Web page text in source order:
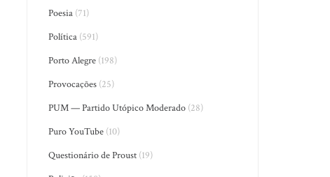
Poesia (71)
Política (591)
Porto Alegre (198)
Provocações (25)
PUM — Partido Utópico Moderado (28)
Puro YouTube (10)
Questionário de Proust (19)